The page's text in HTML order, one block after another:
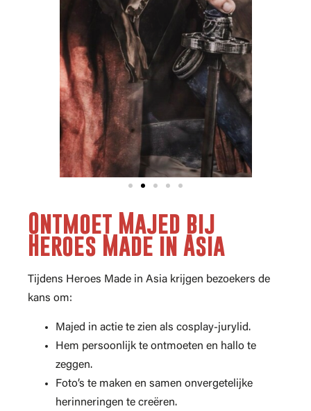
Ontmoet Majed bij
Heroes Made in Asia
Tijdens Heroes Made in Asia krijgen bezoekers de
kans om:
Majed in actie te zien als cosplay-jurylid.
Hem persoonlijk te ontmoeten en hallo te
zeggen.
Foto’s te maken en samen onvergetelijke
herinneringen te creëren.